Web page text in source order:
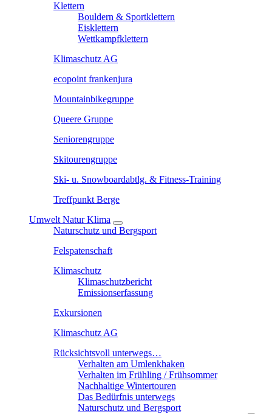
Klettern
Bouldern & Sportklettern
Eisklettern
Wettkampfklettern
Klimaschutz AG
ecopoint frankenjura
Mountainbikegruppe
Queere Gruppe
Seniorengruppe
Skitourengruppe
Ski- u. Snowboardabtlg. & Fitness-Training
Treffpunkt Berge
Umwelt Natur Klima
Naturschutz und Bergsport
Felspatenschaft
Klimaschutz
Klimaschutzbericht
Emissionserfassung
Exkursionen
Klimaschutz AG
Rücksichtsvoll unterwegs…
Verhalten am Umlenkhaken
Verhalten im Frühling / Frühsommer
Nachhaltige Wintertouren
Das Bedürfnis unterwegs
Naturschutz und Bergsport